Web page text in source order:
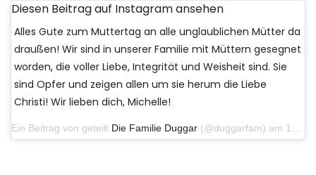
Diesen Beitrag auf Instagram ansehen
Alles Gute zum Muttertag an alle unglaublichen Mütter da
draußen! Wir sind in unserer Familie mit Müttern gesegnet
worden, die voller Liebe, Integrität und Weisheit sind. Sie
sind Opfer und zeigen allen um sie herum die Liebe
Christi! Wir lieben dich, Michelle!
Ein Beitrag von geteilt Die Familie Duggar (@duggarfam) am 13. Mai 2018 um 12:38 Uhr PDT